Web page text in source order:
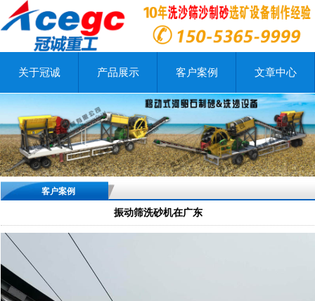
关于冠诚 产品展示 客户案例 文章中心
客户案例
振动筛洗砂机在广东